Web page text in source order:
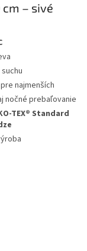
– sivé
najmenších
nočné prebaľovanie
TEX® Standard